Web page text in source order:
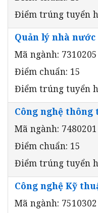
Điểm trúng tuyển
Quản lý nhà nước
Mã ngành: 7310205
Điểm chuẩn: 15
Điểm trúng tuyển
Công nghệ thông
Mã ngành: 7480201
Điểm chuẩn: 15
Điểm trúng tuyển
Công nghệ Kỹ
Mã ngành: 7510302